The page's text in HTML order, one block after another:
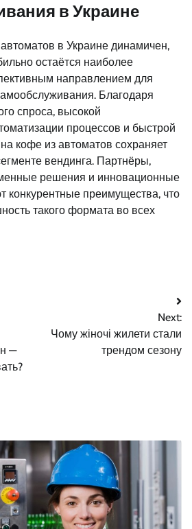
в Украине
в Украине динамичен,
остаётся наиболее
направлением для
Благодаря
спроса, высокой
процессов и быстрой
кофе из автоматов сохраняет
вендинга. Партнёры,
решения и инновационные
конкурентные преимущества, что
такого формата во всех
—
Next:
Чому жіночі жилети стали
трендом сезону